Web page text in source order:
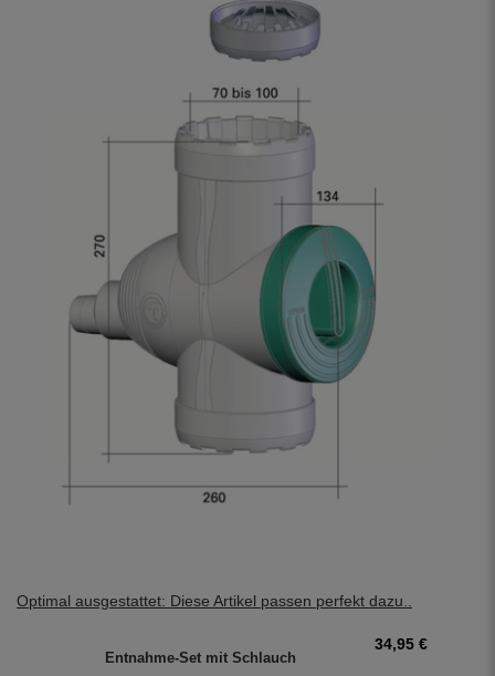
Optimal ausgestattet: Diese Artikel passen perfekt dazu..
Entnahme-Set mit Schlauch
34,95 €